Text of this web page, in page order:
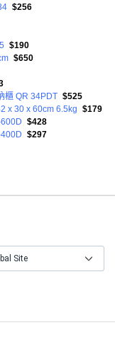
$256
$190
$650
櫃 QR 34PDT $525
x 30 x 60cm 6.5kg $179
$428
$297
Site